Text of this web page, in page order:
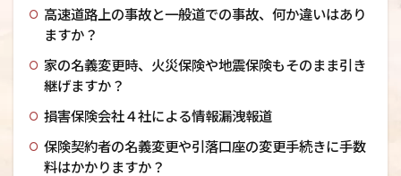
高速道路上の事故と一般道での事故、何か違いはあり
ますか？
家の名義変更時、火災保険や地震保険もそのまま引き
継げますか？
損害保険会社４社による情報漏洩報道
保険契約者の名義変更や引落口座の変更手続きに手数
料はかかりますか？